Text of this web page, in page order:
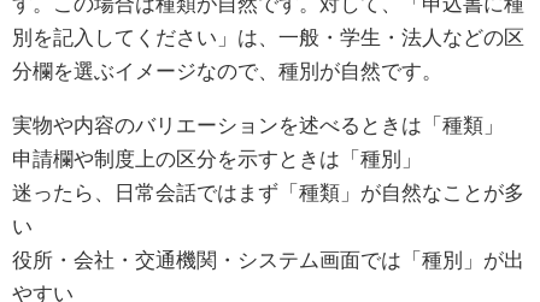
別を記入してください」は、一般・学生・法人などの区
分欄を選ぶイメージなので、種別が自然です。
実物や内容のバリエーションを述べるときは「種類」
申請欄や制度上の区分を示すときは「種別」
迷ったら、日常会話ではまず「種類」が自然なことが多
い
役所・会社・交通機関・システム画面では「種別」が出
やすい